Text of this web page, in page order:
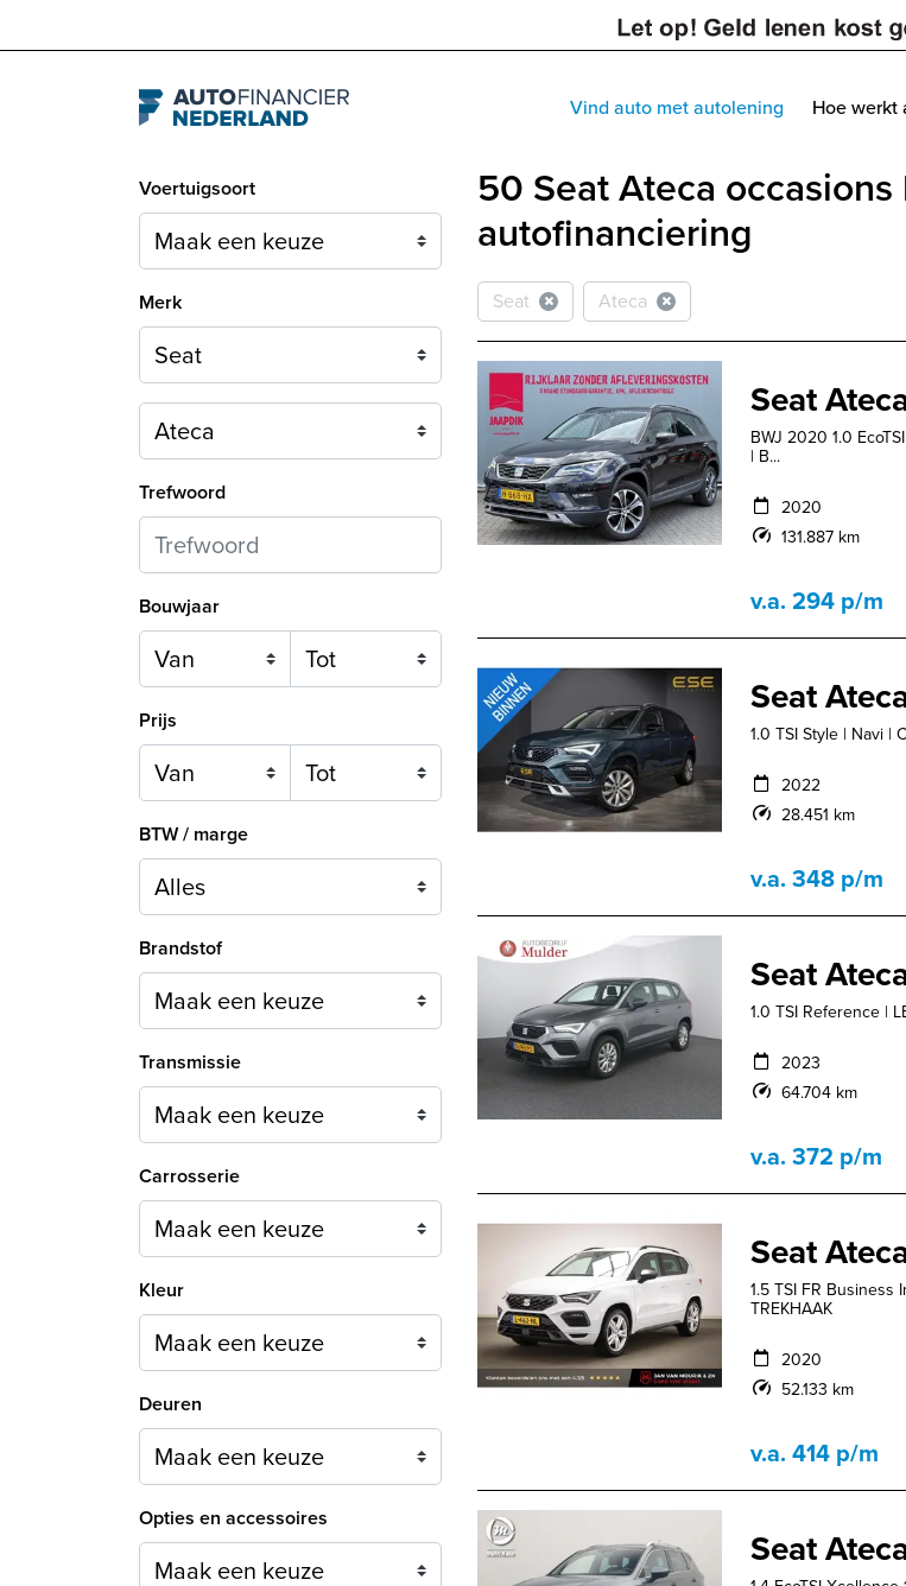
Navigation Vind auto met autolening Hoe werkt
Voertuigsoort
Merk
Model
Trefwoord
Bouwjaar
Prijs
BTW / marge
Brandstof
Maak een keuze
Transmissie
Carrosserie
Maak een keuze
Kleur
Maak een keuze
Deuren
Maak een keuze
Opties en accessoires
Maak een keuze
50 Seat Ateca
autofinanciering
Seat Ateca
Seat
BWJ 2020 1.0
| B...
2020
131.887 km
v.a. 294 p/m
Seat
1.0 TSI Style | Navi |
2022
28.451 km
v.a. 348 p/m
Seat
1.0 TSI Reference |
2023
64.704 km
v.a. 372 p/m
Seat
1.5 TSI FR Business
TREKHAAK
2020
52.133 km
v.a. 414 p/m
Seat